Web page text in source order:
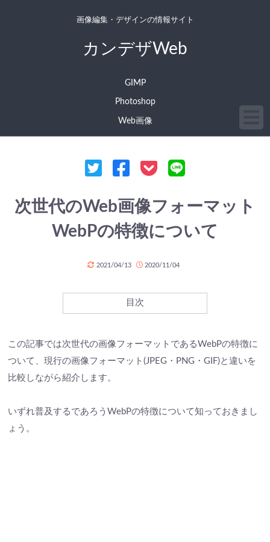
画像編集・デザインの情報サイト
カンデザWeb
GIMP
Photoshop
Web画像
次世代のWeb画像フォーマット
WebPの特徴について
2021/04/13 2020/11/04
目次
この記事では次世代の画像フォーマットであるWebPの特徴に
ついて、現行の画像フォーマット(JPEG・PNG・GIF)と違いを
比較しながら紹介します。
いずれ普及するであろうWebPの特徴について知っておきまし
ょう。